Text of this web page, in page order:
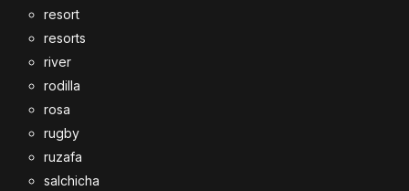
resort
resorts
river
rodilla
rosa
rugby
ruzafa
salchicha